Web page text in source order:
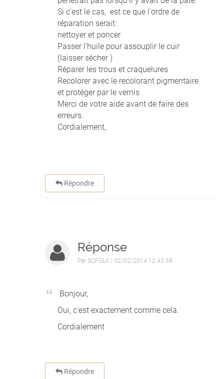
Si c'est le cas, est ce que l'ordre de
réparation serait:
nettoyer et poncer
Passer l'huile pour assouplir le cuir
(laisser sécher )
Réparer les trous et craquelures
Recolorer avec le recolorant pigmentaire
et protéger par le vernis
Merci de votre aide avant de faire des
erreurs.
Cordialement,
Répondre
Réponse
Par SOFOLK | 02/02/2014 12:43:59
Bonjour,
Oui, c'est exactement comme cela.
Cordialement
Répondre